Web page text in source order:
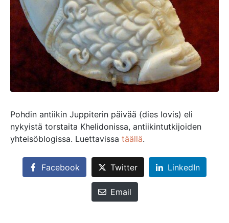
Pohdin antiikin Juppiterin päivää (dies Iovis) eli
nykyistä torstaita Khelidonissa, antiikintutkijoiden
yhteisöblogissa. Luettavissa täällä.
Facebook Twitter LinkedIn
Email